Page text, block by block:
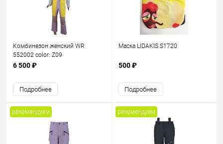
Комбинезон женский WR
552002 color: Z09
6 500 ₽
Подробнее
Маска LIDAKIS S1720
500 ₽
Подробнее
рекомендуем рекомендуем